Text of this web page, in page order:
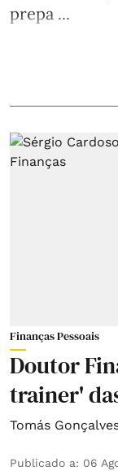
prepa ...
Finanças Pessoais
Doutor
trainer'
Tomás
Publicado a: 06